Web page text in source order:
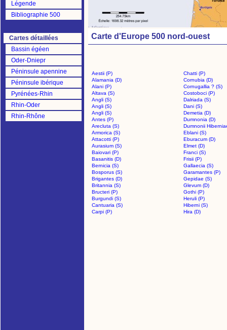
Légende
Bibliographie 500
Cartes détaillées
Bassin égéen
Oder-Dniepr
Péninsule apennine
Péninsule ibérique
Pyrénées-Rhin
Rhin-Oder
Rhin-Rhône
Carte d'Europe 500 nord-ouest
Aestii (P)
Chatti (P)
Alamania (D)
Cornubia (D)
Alani (P)
Cornugallia ? (S)
Altava (S)
Costoboci (P)
Angli (S)
Dalriada (S)
Angli (S)
Dani (S)
Angli (S)
Demetia (D)
Antes (P)
Dumnonia (D)
Arecluta (S)
Dumnonii
Armorica (S)
Eblani (S)
Attacotti (P)
Eburacum (D)
Aurasium (S)
Elmet (D)
Baiovari (P)
Franci (S)
Basanitis (D)
Frisii (P)
Bernicia (S)
Gallaecia (S)
Bosporus (S)
Garamantes (P)
Brigantes (D)
Gepidae (S)
Britannia (S)
Glevum (D)
Bructeri (P)
Gothi (P)
Burgundi (S)
Heruli (P)
Cantuaria (S)
Hiberni (S)
Carpi (P)
Hira (D)